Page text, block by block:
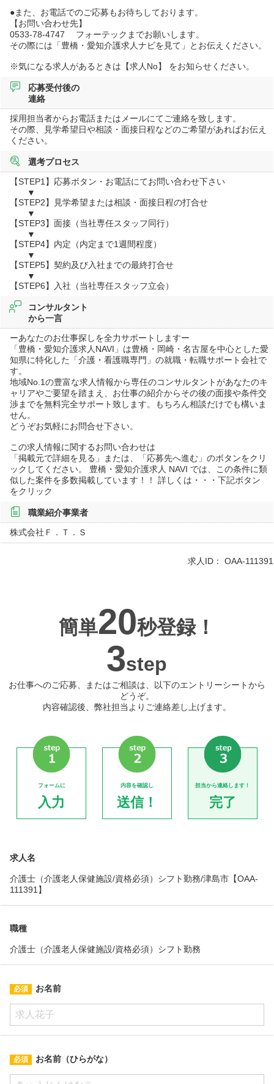
●また、お電話でのご応募もお待ちしております。
【お問い合わせ先】
0533-78-4747 フォーテックまでお願いします。
その際には「豊橋・愛知介護求人ナビを見て」とお伝えください。
※気になる求人があるときは【求人No】 をお知らせください。
応募受付後の
連絡
採用担当者からお電話またはメールにてご連絡を致します。
その際、見学希望日や相談・面接日程などのご希望があればお伝え
ください。
選考プロセス
【STEP1】応募ボタン・お電話にてお問い合わせ下さい
▼
【STEP2】見学希望または相談・面接日程の打合せ
▼
【STEP3】面接（当社専任スタッフ同行）
▼
【STEP4】内定（内定まで1週間程度）
▼
【STEP5】契約及び入社までの最終打合せ
▼
【STEP6】入社（当社専任スタッフ立会）
コンサルタント
から一言
ーあなたのお仕事探しを全力サポートしますー
「豊橋・愛知介護求人NAVI」は豊橋・岡崎・名古屋を中心とした愛
知県に特化した「介護・看護職専門」の就職・転職サポート会社で
す。
地域No.1の豊富な求人情報から専任のコンサルタントがあなたのキ
ャリアやご要望を踏まえ、お仕事の紹介からその後の面接や条件交
渉までを無料完全サポート致します。もちろん相談だけでも構いま
せん。
どうぞお気軽にお問合せ下さい。
この求人情報に関するお問い合わせは
「掲載元で詳細を見る」または、「応募先へ進む」のボタンをクリ
ックしてください。 豊橋・愛知介護求人 NAVI では、この条件に類
似した案件を多数掲載しています！！ 詳しくは・・・下記ボタン
をクリック
職業紹介事業者
株式会社Ｆ．Ｔ．Ｓ
求人ID： OAA-111391
簡単20秒登録！
3step
お仕事へのご応募、またはご相談は、以下のエントリーシートから
どうぞ。
内容確認後、弊社担当よりご連絡差し上げます。
フォームに
入力
内容を確認し
送信！
担当から連絡します！
完了
求人名
介護士（介護老人保健施設/資格必須）シフト勤務/津島市【OAA-
111391】
職種
介護士（介護老人保健施設/資格必須）シフト勤務
お名前
お名前（ひらがな）